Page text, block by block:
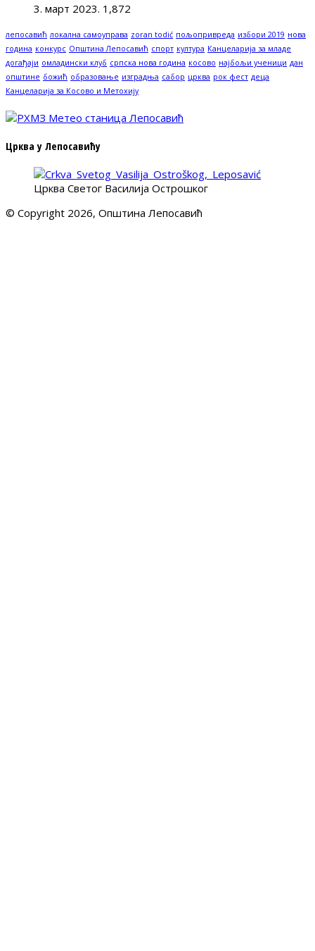
3. март 2023. 1,872
лепосавић локална самоуправа zoran todić пољопривреда избори 2019 нова
година конкурс Општина Лепосавић спорт култура Канцеларија за младе
догађаји омладински клуб српска нова година косово најбољи ученици дан
општине божић образовање изградња сабор црква рок фест деца
Канцеларија за Косово и Метохију
Црква у Лепосавићу
Црква Светог Василија Острошког
© Copyright 2026, Општина Лепосавић